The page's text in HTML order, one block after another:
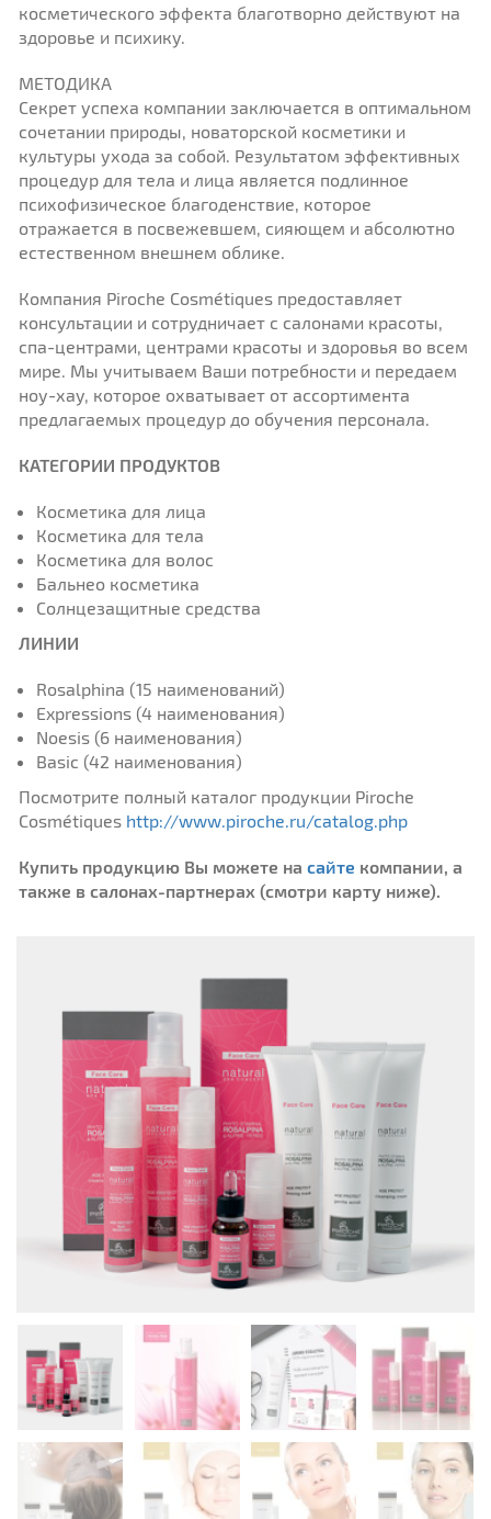
косметического эффекта благотворно действуют на
здоровье и психику.
МЕТОДИКА
Секрет успеха компании заключается в оптимальном
сочетании природы, новаторской косметики и
культуры ухода за собой. Результатом эффективных
процедур для тела и лица является подлинное
психофизическое благоденствие, которое
отражается в посвежевшем, сияющем и абсолютно
естественном внешнем облике.
Компания Piroche Cosmétiques предоставляет
консультации и сотрудничает с салонами красоты,
спа-центрами, центрами красоты и здоровья во всем
мире. Мы учитываем Ваши потребности и передаем
ноу-хау, которое охватывает от ассортимента
предлагаемых процедур до обучения персонала.
КАТЕГОРИИ ПРОДУКТОВ
Косметика для лица
Косметика для тела
Косметика для волос
Бальнео косметика
Солнцезащитные средства
ЛИНИИ
Rosalphina (15 наименований)
Expressions (4 наименования)
Noesis (6 наименования)
Basic (42 наименования)
Посмотрите полный каталог продукции Piroche
Cosmétiques http://www.piroche.ru/catalog.php
Купить продукцию Вы можете на сайте компании, а
также в салонах-партнерах (смотри карту ниже).